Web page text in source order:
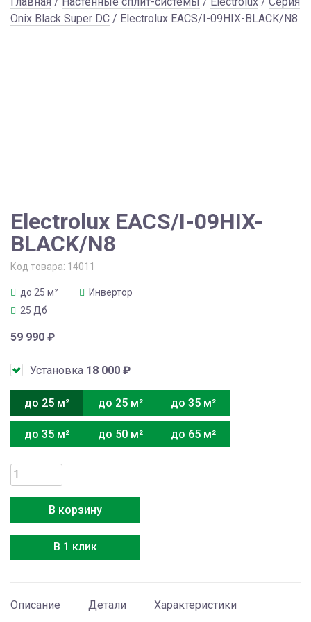
Onix Black Super DC / Electrolux EACS/I-09HIX-BLACK/N8
Electrolux EACS/I-09HIX-
BLACK/N8
Код товара: 14011
до 25 м²
Инвертор
25 Дб
59 990 ₽
Установка 18 000 ₽
до 25 м² до 25 м² до 35 м²
до 35 м² до 50 м² до 65 м²
Количество
товара
Electrolux
EACS/I-
09HIX-
BLACK/N8
В корзину
В 1 клик
Описание Детали Характеристики